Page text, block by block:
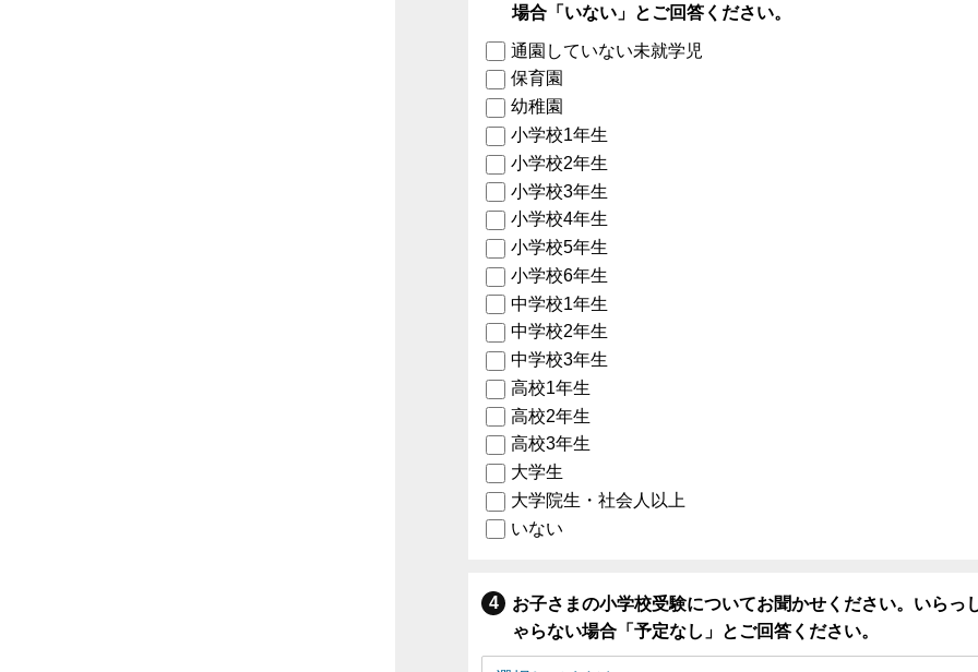
場合「いない」とご回答ください。
通園していない未就学児
保育園
幼稚園
小学校1年生
小学校2年生
小学校3年生
小学校4年生
小学校5年生
小学校6年生
中学校1年生
中学校2年生
中学校3年生
高校1年生
高校2年生
高校3年生
大学生
大学院生・社会人以上
いない
お子さまの小学校受験についてお聞かせください。いらっ
ゃらない場合「予定なし」とご回答ください。